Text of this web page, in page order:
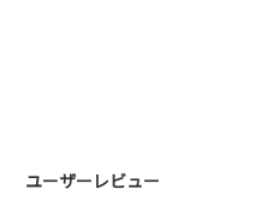
ユーザーレビュー